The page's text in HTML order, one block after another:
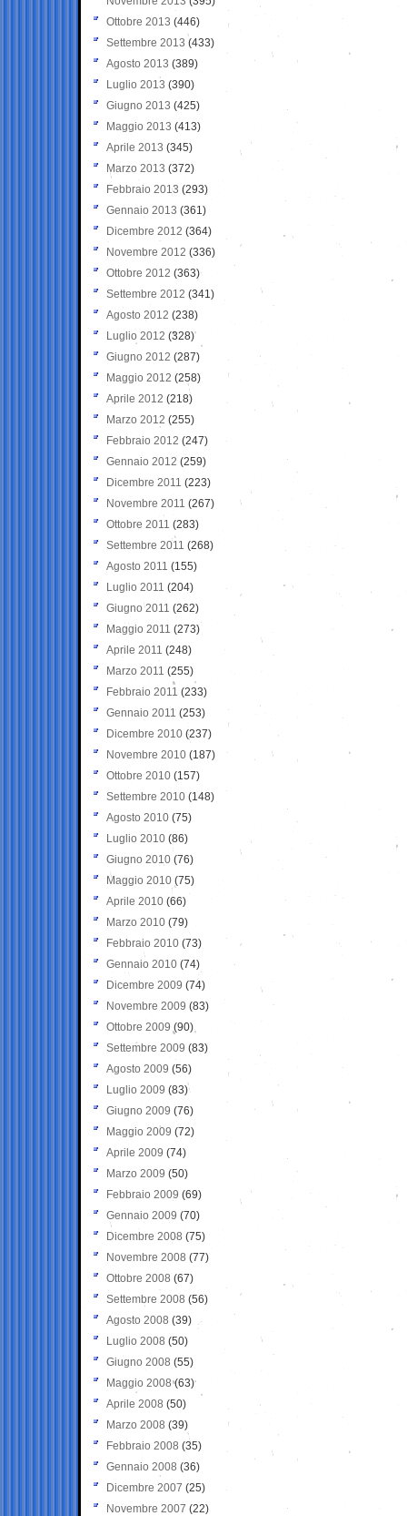
Ottobre 2013 (446)
Settembre 2013 (433)
Agosto 2013 (389)
Luglio 2013 (390)
Giugno 2013 (425)
Maggio 2013 (413)
Aprile 2013 (345)
Marzo 2013 (372)
Febbraio 2013 (293)
Gennaio 2013 (361)
Dicembre 2012 (364)
Novembre 2012 (336)
Ottobre 2012 (363)
Settembre 2012 (341)
Agosto 2012 (238)
Luglio 2012 (328)
Giugno 2012 (287)
Maggio 2012 (258)
Aprile 2012 (218)
Marzo 2012 (255)
Febbraio 2012 (247)
Gennaio 2012 (259)
Dicembre 2011 (223)
Novembre 2011 (267)
Ottobre 2011 (283)
Settembre 2011 (268)
Agosto 2011 (155)
Luglio 2011 (204)
Giugno 2011 (262)
Maggio 2011 (273)
Aprile 2011 (248)
Marzo 2011 (255)
Febbraio 2011 (233)
Gennaio 2011 (253)
Dicembre 2010 (237)
Novembre 2010 (187)
Ottobre 2010 (157)
Settembre 2010 (148)
Agosto 2010 (75)
Luglio 2010 (86)
Giugno 2010 (76)
Maggio 2010 (75)
Aprile 2010 (66)
Marzo 2010 (79)
Febbraio 2010 (73)
Gennaio 2010 (74)
Dicembre 2009 (74)
Novembre 2009 (83)
Ottobre 2009 (90)
Settembre 2009 (83)
Agosto 2009 (56)
Luglio 2009 (83)
Giugno 2009 (76)
Maggio 2009 (72)
Aprile 2009 (74)
Marzo 2009 (50)
Febbraio 2009 (69)
Gennaio 2009 (70)
Dicembre 2008 (75)
Novembre 2008 (77)
Ottobre 2008 (67)
Settembre 2008 (56)
Agosto 2008 (39)
Luglio 2008 (50)
Giugno 2008 (55)
Maggio 2008(63)
Aprile 2008 (50)
Marzo 2008 (39)
Febbraio 2008 (35)
Gennaio 2008 (36)
Dicembre 2007 (25)
Novembre 2007 (22)